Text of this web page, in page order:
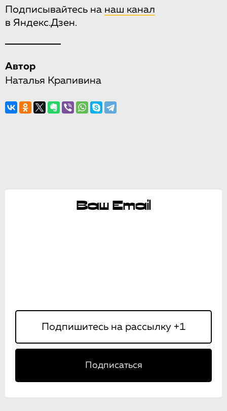
Подписывайтесь на наш канал
в Яндекс.Дзен.
Автор
Наталья Крапивина
Ваш Email
Подписаться